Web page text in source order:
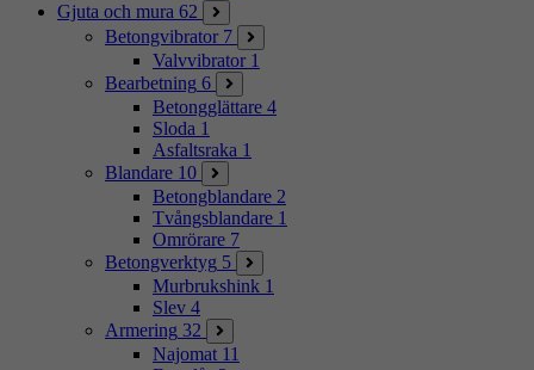
Gjuta och mura 62
Betongvibrator 7
Valvvibrator 1
Bearbetning 6
Betongglättare 4
Sloda 1
Asfaltsraka 1
Blandare 10
Betongblandare 2
Tvångsblandare 1
Omrörare 7
Betongverktyg 5
Murbrukshink 1
Slev 4
Armering 32
Najomat 11